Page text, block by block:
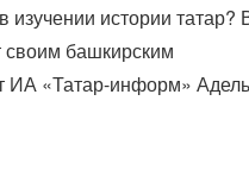
истории татар?
своим башкирским
ИА «Татар-информ» Адель